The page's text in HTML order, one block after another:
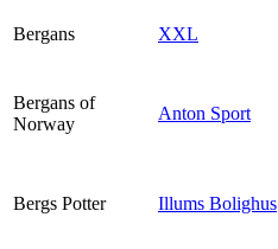
Bergans XXL
Bergans of
Norway
Anton Sport
Bergs Potter Illums Bolighus